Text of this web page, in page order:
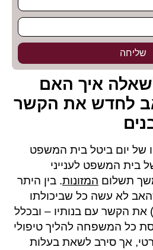
שליחה
איך האם
לחדש את הקשר
של יום ביטל בית המשפט
בית המשפט לענייני
תשלום המזונות. בין היתר
לא עשה כל שביכולתו
את הקשר עם בנותיו – ובכלל
כל המשפחה להליך טיפולי
אך סירב לשאת בעלות